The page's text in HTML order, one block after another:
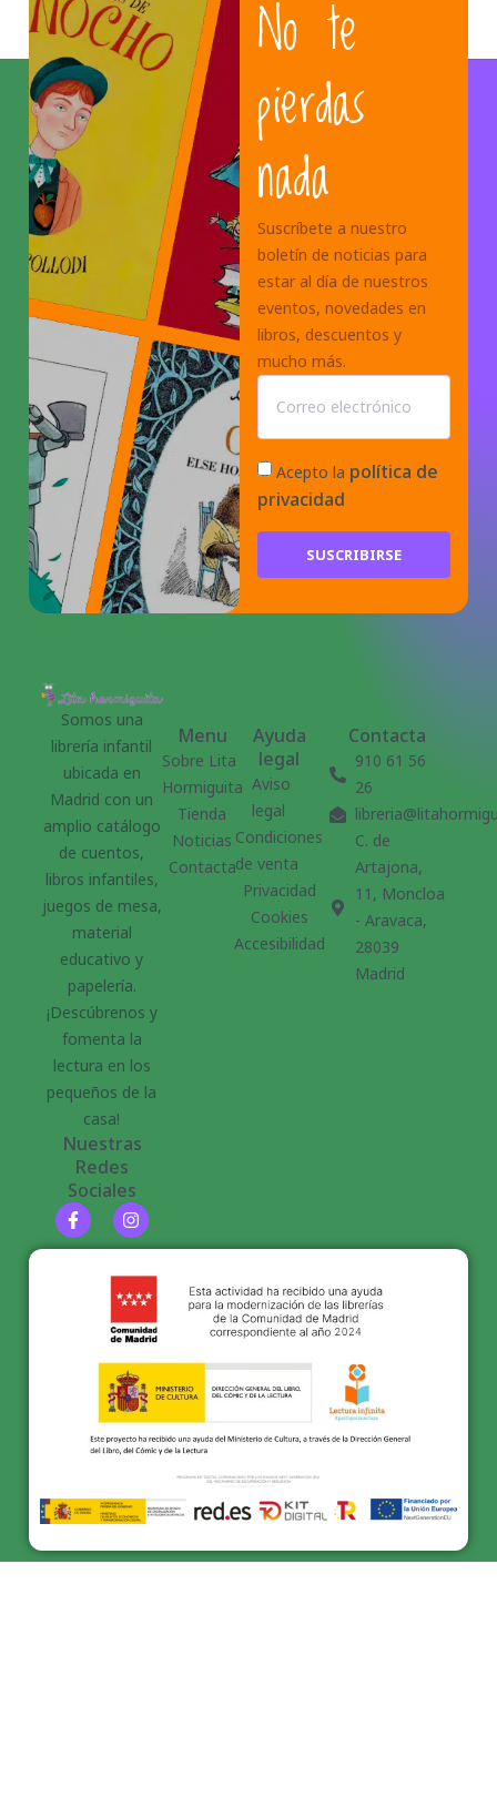
1 2 4 17 18 19
No te
pierdas
nada
Suscríbete a nuestro
boletín de noticias para
estar al día de nuestros
eventos, novedades en
libros, descuentos y
mucho más.
Acepto la política de
privacidad
SUSCRIBIRSE
Somos una
librería infantil
ubicada en
Madrid con un
amplio catálogo
de cuentos,
libros infantiles,
juegos de mesa,
material
educativo y
papelería.
¡Descúbrenos y
fomenta la
lectura en los
pequeños de la
casa!
Nuestras
Redes
Sociales
Menu
Sobre Lita
Hormiguita
Tienda
Noticias
Contacta
Ayuda
legal
Aviso
legal
Condiciones
de venta
Privacidad
Cookies
Accesibilidad
Contacta
910 61 56
26
C. de
Artajona,
11, Moncloa
- Aravaca,
28039
Madrid